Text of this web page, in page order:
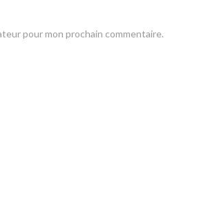
pour mon prochain commentaire.